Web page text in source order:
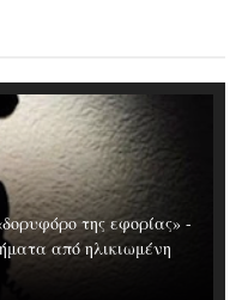
της εφορίας» -
από ηλικιωμένη